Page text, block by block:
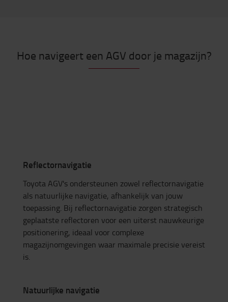
Hoe navigeert een AGV door je magazijn?
Reflectornavigatie
Toyota AGV's ondersteunen zowel reflectornavigatie
als natuurlijke navigatie, afhankelijk van jouw
toepassing. Bij reflectornavigatie zorgen strategisch
geplaatste reflectoren voor een uiterst nauwkeurige
positionering, ideaal voor complexe
magazijnomgevingen waar maximale precisie vereist
is.
Natuurlijke navigatie